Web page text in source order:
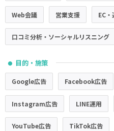
Web会議 営業支援 EC
口コミ分析・ソーシャルリスニング
● 目的・施策
Google広告 Facebook広告
Instagram広告 LINE運用
YouTube広告 TikTok広告